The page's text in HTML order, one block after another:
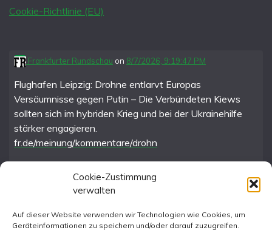
Cookie-Zustimmung
verwalten
Auf dieser Website verwenden wir Technologien wie Cookies, um
Geräteinformationen zu speichern und/oder darauf zuzugreifen.
Cookie-Richtlinie (EU)
Frankfurter Rundschau on 8/7/2026, 9:19:47 PM
Flughafen Leipzig: Drohne entlarvt Europas
Versäumnisse gegen Putin – Die Verbündeten Kiews
sollten sich im hybriden Krieg und bei der Ukrainehilfe
stärker engagieren.
fr.de/meinung/kommentare/drohn